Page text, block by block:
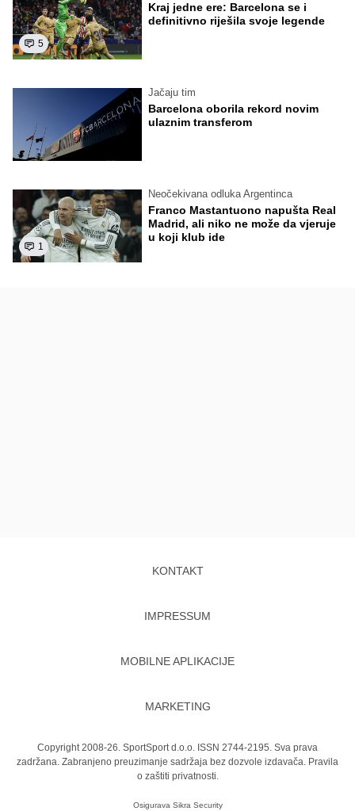
5
Kraj jedne ere: Barcelona se i
definitivno riješila svoje legende
Jačaju tim
Barcelona oborila rekord novim
ulaznim transferom
1
Neočekivana odluka Argentinca
Franco Mastantuono napušta Real
Madrid, ali niko ne može da vjeruje
u koji klub ide
KONTAKT
IMPRESSUM
MOBILNE APLIKACIJE
MARKETING
Copyright 2008-26. SportSport d.o.o. ISSN 2744-2195. Sva prava
zadržana. Zabranjeno preuzimanje sadržaja bez dozvole izdavača. Pravila
o zaštiti privatnosti.
Osigurava Sikra Security